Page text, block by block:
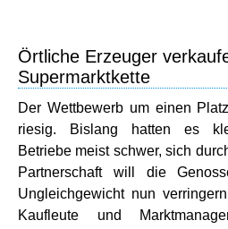
Örtliche Erzeuger
Supermarktkette
Der Wettbewerb um einen
riesig. Bislang hatten es
Betriebe meist schwer, sich
Partnerschaft will die
Ungleichgewicht nun
Kaufleute und